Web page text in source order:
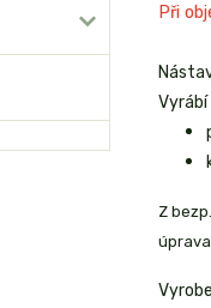
Při
Vyrábí
Z